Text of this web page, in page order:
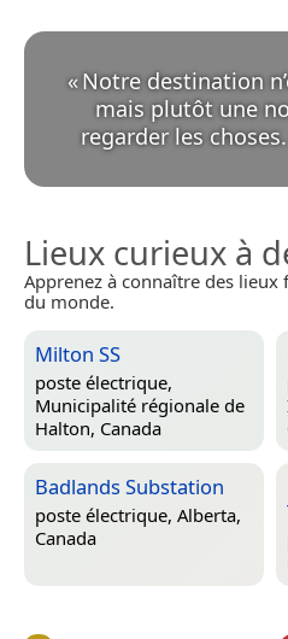
«Notre destination
mais plutôt une
regarder les choses.
Lieux curieux à
Apprenez à connaître des
du monde.
Milton SS
poste électrique,
Municipalité régionale de
Halton, Canada
Badlands Substation
poste électrique, Alberta,
Canada